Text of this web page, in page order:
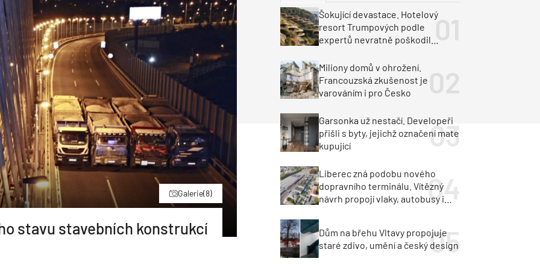
Historické stavby Průmyslové objekty
Poruchy střechy Rekonstrukce střechy
Větrání a odvětrávání Komíny
Fasáda
Omítky
Inženýrské stavby
Doprava
Průmysl a logistika
Dopravní stavby
Galerie(8)
stavu stavebních konstrukcí
Šokující devastace. Hotelový
resort Trumpových podle
expertů nevratně poškodil
Miliony domů v ohrožení.
Francouzská zkušenost je
varováním i pro Česko
Garsonka už nestačí. Developeři
přišli s byty, jejichž označení mate
kupující
Liberec zná podobu nového
dopravního terminálu. Vítězný
návrh propojí vlaky, autobusy i
Dům na břehu Vltavy propojuje
staré zdivo, umění a český design